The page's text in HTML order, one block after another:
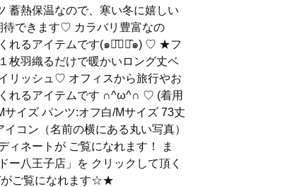
蓄熱保温なので、寒い冬に嬉しい
待できます♡ カラバリ豊富なの
れるアイテムです(๑･̑◡･̑๑) ♡ ★フ
枚羽織るだけで暖かいロング丈ベ
リッシュ♡ オフィスから旅行やお
れるアイテムです ∩^ω^∩ ♡ (着用
イズ パンツ:オフ白/Mサイズ 73丈
コン（名前の横にある丸い写真）
ィネートが ご覧になれます！ ま
ー八王子店」を クリックして頂く
がご覧になれます☆★